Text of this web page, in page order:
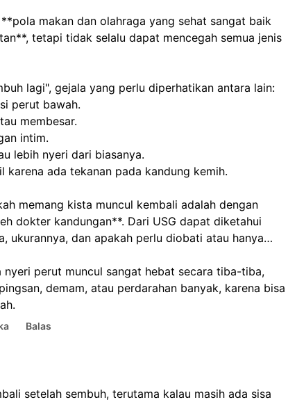
makan dan olahraga yang sehat sangat baik
tetapi tidak selalu dapat mencegah semua jenis
lagi", gejala yang perlu diperhatikan antara lain:
perut bawah.
membesar.
intim.
lebih nyeri dari biasanya.
karena ada tekanan pada kandung kemih.
memang kista muncul kembali adalah dengan
dokter kandungan**. Dari USG dapat diketahui
ukurannya, dan apakah perlu diobati atau hanya
perut muncul sangat hebat secara tiba-tiba,
demam, atau perdarahan banyak, karena bisa
Balas
setelah sembuh, terutama kalau masih ada sisa